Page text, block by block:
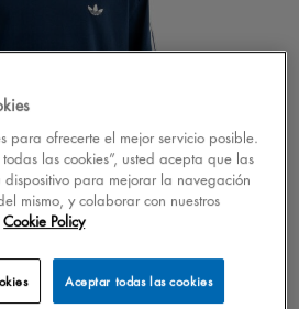
para ofrecerte el mejor servicio posible.
las cookies”, usted acepta que las
dispositivo para mejorar la navegación
mismo, y colaborar con nuestros
Cookie Policy
Aceptar todas las cookies